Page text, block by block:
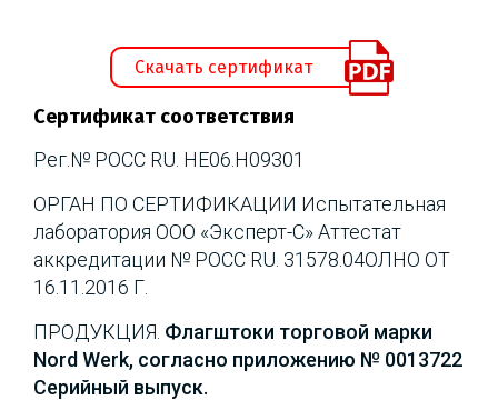
Скачать сертификат
Сертификат соответствия
Рег.№ РОСС RU. НЕ06.Н09301
ОРГАН ПО СЕРТИФИКАЦИИ Испытательная
лаборатория ООО «Эксперт-С» Аттестат
аккредитации № РОСС RU. 31578.04ОЛНО ОТ
16.11.2016 Г.
ПРОДУКЦИЯ. Флагштоки торговой марки
Nord Werk, согласно приложению № 0013722
Серийный выпуск.